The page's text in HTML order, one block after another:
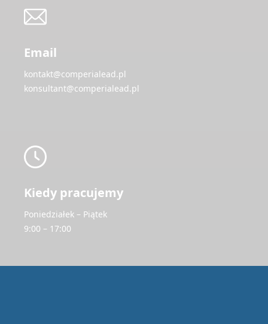
Email
kontakt@comperialead.pl
konsultant@comperialead.pl
Kiedy pracujemy
Poniedziałek – Piątek
9:00 – 17:00